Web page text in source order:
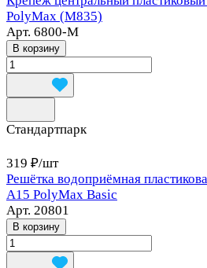
PolyMax (М835)
Арт. 6800-М
В корзину
Стандартпарк
319 ₽/шт
Решётка водоприёмная
А15 PolyMax Basic
Арт. 20801
В корзину